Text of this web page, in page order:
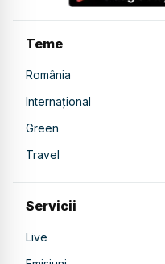
Teme
România
Internațional
Green
Travel
Servicii
Live